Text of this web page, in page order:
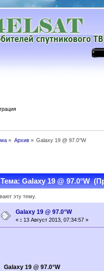
» Архив» Galaxy 19 @ 97.0°W
Galaxy 19 @ 97.0°W
эту тему.
Galaxy 19 @ 97.0°W
« : 13 Август 2013, 07:34:57 »
Galaxy 19 @ 97.0°W